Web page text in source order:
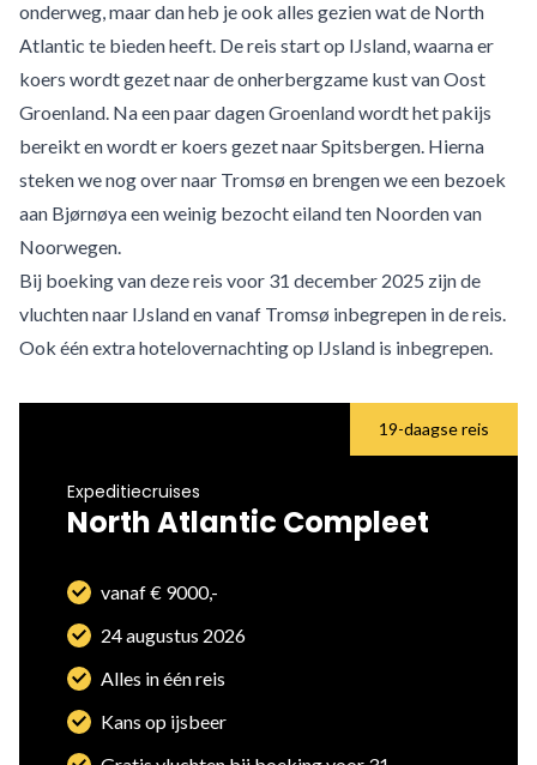
onderweg, maar dan heb je ook alles gezien wat de North
Atlantic te bieden heeft. De reis start op IJsland, waarna er
koers wordt gezet naar de onherbergzame kust van Oost
Groenland. Na een paar dagen Groenland wordt het pakijs
bereikt en wordt er koers gezet naar Spitsbergen. Hierna
steken we nog over naar Tromsø en brengen we een bezoek
aan Bjørnøya een weinig bezocht eiland ten Noorden van
Noorwegen.
Bij boeking van deze reis voor 31 december 2025 zijn de
vluchten naar IJsland en vanaf Tromsø inbegrepen in de reis.
Ook één extra hotelovernachting op IJsland is inbegrepen.
19-daagse reis
North Atlantic Compleet
Expeditiecruises
vanaf € 9000,-
24 augustus 2026
Alles in één reis
Kans op ijsbeer